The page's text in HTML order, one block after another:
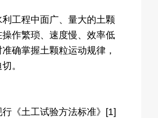
工程中面广、量大的土颗
作繁琐、速度慢、效率低
确掌握土颗粒运动规律，
。
《土工试验方法标准》[1]